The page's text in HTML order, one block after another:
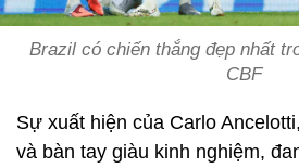
Brazil có chiến thắng đẹp nhất
CBF
Sự xuất hiện của Carlo
và bàn tay giàu kinh nghiệm,